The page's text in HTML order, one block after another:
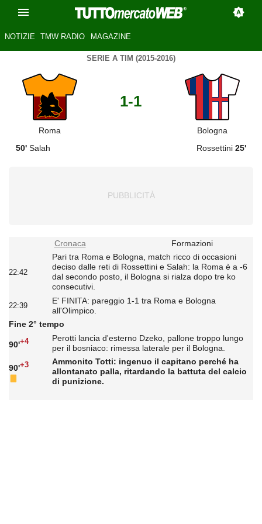
NOTIZIE TMW RADIO MAGAZINE
SERIE A TIM (2015-2016)
Roma
1-1
Bologna
50' Salah Rossettini 25'
Cronaca Formazioni
22:42
Pari tra Roma e Bologna, match ricco di occasioni
deciso dalle reti di Rossettini e Salah: la Roma è a -6
dal secondo posto, il Bologna si rialza dopo tre ko
consecutivi.
22:39
E' FINITA: pareggio 1-1 tra Roma e Bologna
all'Olimpico.
Fine 2° tempo
90'+4
Perotti lancia d'esterno Dzeko, pallone troppo lungo
per il bosniaco: rimessa laterale per il Bologna.
90'+3
Ammonito Totti: ingenuo il capitano perché ha
allontanato palla, ritardando la battuta del calcio
di punizione.